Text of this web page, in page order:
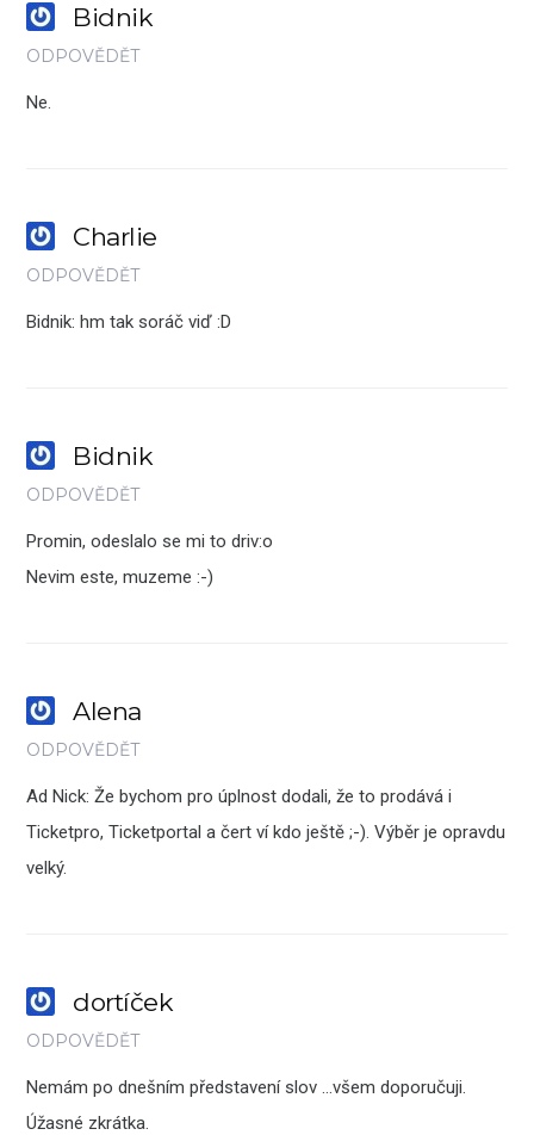
Bidnik
ODPOVĚDĚT
Ne.
Charlie
ODPOVĚDĚT
Bidnik: hm tak soráč viď :D
Bidnik
ODPOVĚDĚT
Promin, odeslalo se mi to driv:o
Nevim este, muzeme :-)
Alena
ODPOVĚDĚT
Ad Nick: Že bychom pro úplnost dodali, že to prodává i
Ticketpro, Ticketportal a čert ví kdo ještě ;-). Výběr je opravdu
velký.
dortíček
ODPOVĚDĚT
Nemám po dnešním představení slov …všem doporučuji.
Úžasné zkrátka.